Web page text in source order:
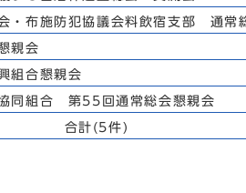
・布施防犯協議会料飲宿支部 通常
親会
組合懇親会
同組合 第55回通常総会懇親会
合計(5件)